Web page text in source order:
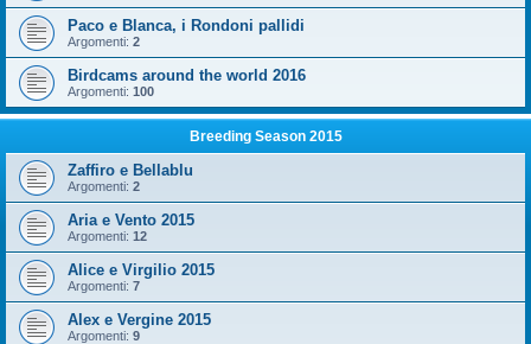
Paco e Blanca, i Rondoni pallidi
Argomenti: 2
Birdcams around the world 2016
Argomenti: 100
Breeding Season 2015
Zaffiro e Bellablu
Argomenti: 2
Aria e Vento 2015
Argomenti: 12
Alice e Virgilio 2015
Argomenti: 7
Alex e Vergine 2015
Argomenti: 9